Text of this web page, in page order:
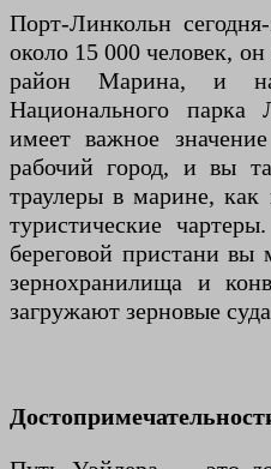
Порт-Линкольн
около 15 000 человек,
район Марина, и
Национального парка
имеет важное
рабочий город, и вы
траулеры в марине,
туристические
береговой пристани вы
зернохранилища и
загружают зерновые